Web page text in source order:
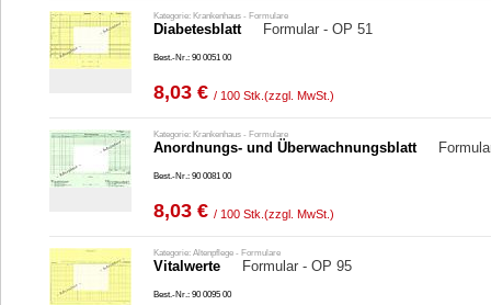
Kategorie: Krankenhaus - Formulare
Diabetesblatt Formular - OP 51
Best.-Nr.: 90 0051 00
8,03 € / 100 Stk. (zzgl. MwSt.)
Kategorie: Krankenhaus - Formulare
Anordnungs- und Überwachnungsblatt
Best.-Nr.: 90 0081 00
8,03 € / 100 Stk. (zzgl. MwSt.)
Kategorie: Altenpflege - Formulare
Vitalwerte Formular - OP 95
Best.-Nr.: 90 0095 00